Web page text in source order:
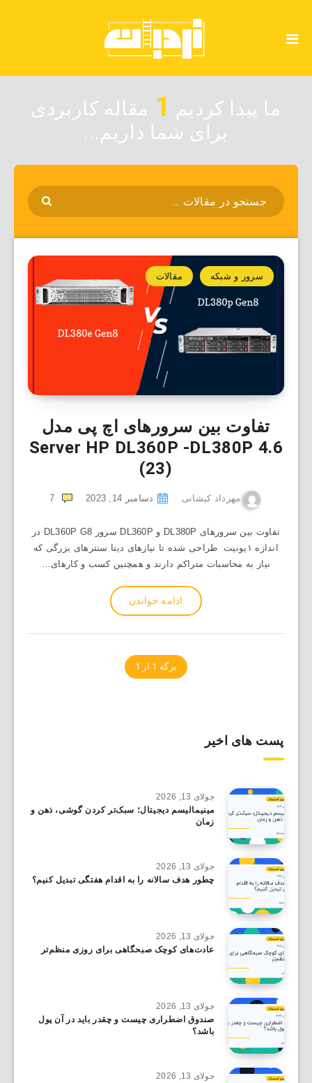
ما پیدا کردیم 1 مقاله کاربردی
برای شما داریم...
سرور و شبکه مقالات
تفاوت بین سرورهای اچ پی مدل
Server HP DL360P -DL380P 4.6
(23)
مهرداد کیشانی دسامبر 14, 2023 7
تفاوت بین سرورهای DL380P و DL360P سرور DL360P G8 در
اندازه ۱یونیت طراحی شده تا نیازهای دیتا سنترهای بزرگی که
نیاز به محاسبات متراکم دارند و همچنین کسب و کارهای…
ادامه خواندن
برگه 1 از 1
پست های اخیر
جولای 13, 2026
مینیمالیسم دیجیتال؛ سبک‌تر کردن گوشی، ذهن و
زمان
جولای 13, 2026
چطور هدف سالانه را به اقدام هفتگی تبدیل کنیم؟
جولای 13, 2026
عادت‌های کوچک صبحگاهی برای روزی منظم‌تر
جولای 13, 2026
صندوق اضطراری چیست و چقدر باید در آن پول
باشد؟
جولای 13, 2026